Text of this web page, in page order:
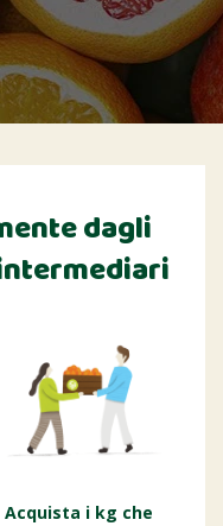
dagli
Acquista i kg che